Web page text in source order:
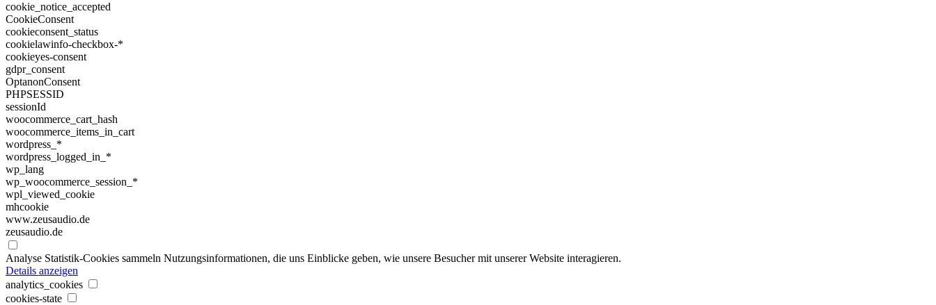
cookie_notice_accepted
CookieConsent
cookieconsent_status
cookielawinfo-checkbox-*
cookieyes-consent
gdpr_consent
OptanonConsent
PHPSESSID
sessionId
woocommerce_cart_hash
woocommerce_items_in_cart
wordpress_*
wordpress_logged_in_*
wp_lang
wp_woocommerce_session_*
wpl_viewed_cookie
mhcookie
www.zeusaudio.de
zeusaudio.de
Analyse Statistik-Cookies sammeln Nutzungsinformationen, die uns Einblicke geben, wie unsere Besucher mit unserer Website interagieren.
Details anzeigen
analytics_cookies
cookies-state